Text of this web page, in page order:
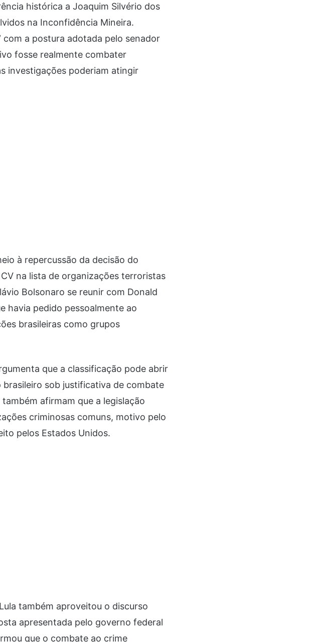
histórica a Joaquim Silvério dos
na Inconfidência Mineira.
com a postura adotada pelo senador
fosse realmente combater
investigações poderiam atingir
à repercussão da decisão do
na lista de organizações terroristas
Bolsonaro se reunir com Donald
havia pedido pessoalmente ao
brasileiras como grupos
que a classificação pode abrir
sob justificativa de combate
afirmam que a legislação
criminosas comuns, motivo pelo
pelos Estados Unidos.
também aproveitou o discurso
apresentada pelo governo federal
que o combate ao crime